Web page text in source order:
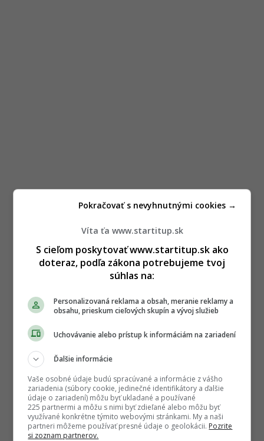
Víta ťa www.startitup.sk
S cieľom poskytovať www.startitup.sk ako
doteraz, podľa zákona potrebujeme tvoj
súhlas na:
Personalizovaná reklama a obsah, meranie reklamy a
obsahu, prieskum cieľových skupín a vývoj služieb
Uchovávanie alebo prístup k informáciám na zariadení
Ďalšie informácie
Vaše osobné údaje budú spracúvané a informácie z vášho
zariadenia (súbory cookie, jedinečné identifikátory a ďalšie
údaje o zariadení) môžu byť ukladané a používané
225 partnermi a môžu s nimi byť zdieľané alebo môžu byť
využívané konkrétne týmito webovými stránkami. My a naši
partneri môžeme používať presné údaje o geolokácii. Pozrite
si zoznam partnerov.
Pokračovať s nevyhnutnými cookies →